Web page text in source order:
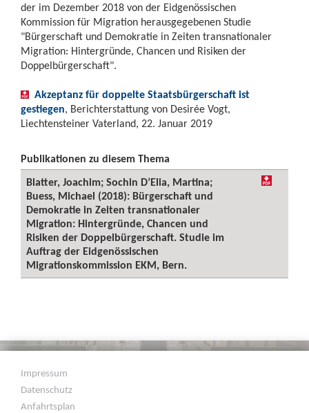
der im Dezember 2018 von der Eidgenössischen
Kommission für Migration herausgegebenen Studie
"Bürgerschaft und Demokratie in Zeiten transnationaler
Migration: Hintergründe, Chancen und Risiken der
Doppelbürgerschaft".
Akzeptanz für doppelte Staatsbürgerschaft ist
gestiegen, Berichterstattung von Desirée Vogt,
Liechtensteiner Vaterland, 22. Januar 2019
Publikationen zu diesem Thema
Blatter, Joachim; Sochin D’Elia, Martina;
Buess, Michael (2018): Bürgerschaft und
Demokratie in Zeiten transnationaler
Migration: Hintergründe, Chancen und
Risiken der Doppelbürgerschaft. Studie im
Auftrag der Eidgenössischen
Migrationskommission EKM, Bern.
Impressum
Datenschutz
Anfahrtsplan